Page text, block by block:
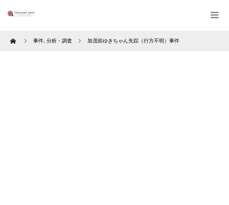
Home 事件 分析・調査 加茂前ゆきちゃん失踪（行方不明）事件